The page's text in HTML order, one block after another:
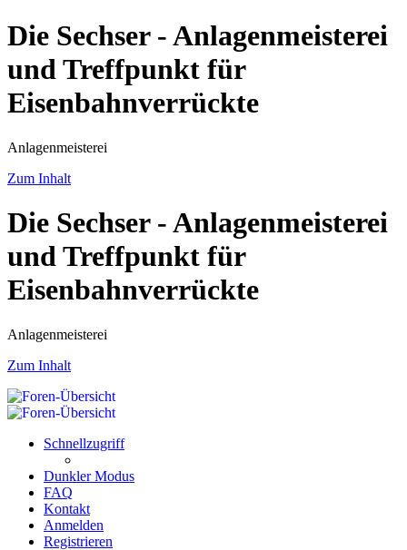
Die Sechser - Anlagenmeisterei
und Treffpunkt für
Eisenbahnverrückte
Anlagenmeisterei
Zum Inhalt
Die Sechser - Anlagenmeisterei
und Treffpunkt für
Eisenbahnverrückte
Anlagenmeisterei
Zum Inhalt
Schnellzugriff
Dunkler Modus
FAQ
Kontakt
Anmelden
Registrieren